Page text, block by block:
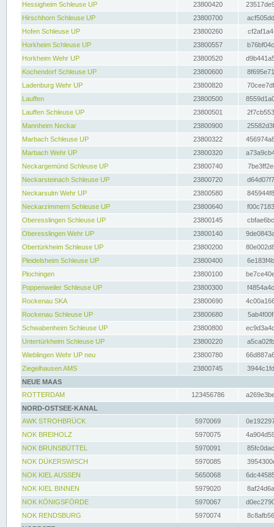
Hessigheim Schleuse UP
23800420
Hirschhorn Schleuse UP
23800700
Hofen Schleuse UP
23800260
Horkheim Schleuse UP
23800557
Horkheim Wehr UP
23800520
Kochendorf Schleuse UP
23800600
Ladenburg Wehr UP
23800820
Lauffen
23800500
Lauffen Schleuse UP
23800501
Mannheim Neckar
23800900
Marbach Schleuse UP
23800322
Marbach Wehr UP
23800320
Neckargemünd Schleuse UP
23800740
Neckarsteinach Schleuse UP
23800720
Neckarsulm Wehr UP
23800580
Neckarzimmern Schleuse UP
23800640
Oberesslingen Schleuse UP
23800145
Oberesslingen Wehr UP
23800140
Obertürkheim Schleuse UP
23800200
Pleidelsheim Schleuse UP
23800400
Plochingen
23800100
Poppenweiler Schleuse UP
23800300
Rockenau SKA
23800690
Rockenau Schleuse UP
23800680
Schwabenheim Schleuse UP
23800800
Untertürkheim Schleuse UP
23800220
Wieblingen Wehr UP neu
23800780
Ziegelhausen AMS
23800745
NEUE MAAS
ROTTERDAM
123456786
NORD-OSTSEE-KANAL
AWK STROHBRÜCK
5970069
NOK BREIHOLZ
5970075
NOK BRUNSBÜTTEL
5970091
NOK DÜKERSWISCH
5970085
NOK KIEL AUSSEN
5650068
NOK KIEL BINNEN
5979020
NOK KÖNIGSFÖRDE
5970067
NOK RENDSBURG
5970074